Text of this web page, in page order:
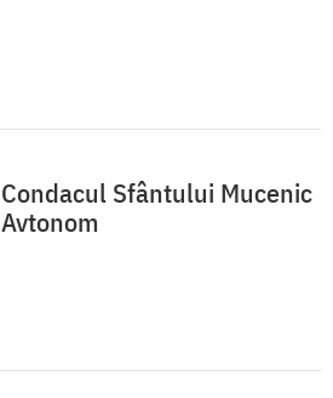
Condacul Sfântului Mucenic
Avtonom